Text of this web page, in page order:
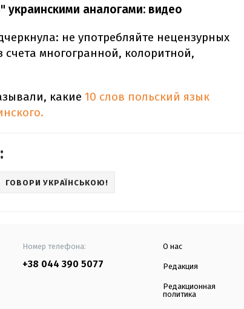
украинскими аналогами: видео
не употребляйте нецензурных
счета многогранной, колоритной,
какие 10 слов польский язык
ГОВОРИ УКРАЇНСЬКОЮ!
Номер телефона:
+38 044 390 5077
О нас
Редакция
Редакционная
политика